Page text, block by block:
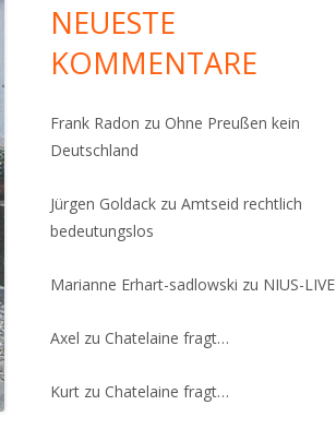
NEUESTE
KOMMENTARE
Frank Radon zuOhne Preußen kein
Deutschland
Jürgen Goldack zuAmtseid rechtlich
bedeutungslos
Marianne Erhart-sadlowski zu NIUS-LIVE
Axel zuChatelaine fragt…
Kurt zuChatelaine fragt…